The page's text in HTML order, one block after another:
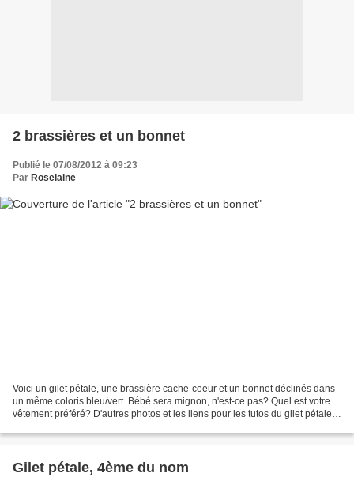
2 brassières et un bonnet
Publié le 07/08/2012 à 09:23
Par Roselaine
Voici un gilet pétale, une brassière cache-coeur et un bonnet déclinés dans
un même coloris bleu/vert. Bébé sera mignon, n'est-ce pas? Quel est votre
vêtement préféré? D'autres photos et les liens pour les tutos du gilet pétale
Gilet pétale, 4ème du nom